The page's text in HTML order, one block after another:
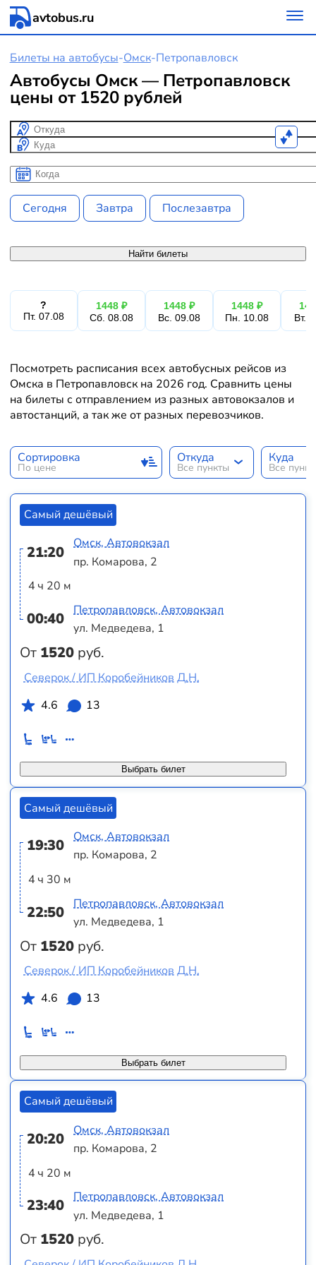
avtobus.ru
Билеты на автобусы-Омск-Петропавловск
Автобусы Омск — Петропавловск
цены от 1520 рублей
Откуда
Куда
Когда
Когда
Сегодня Завтра Послезавтра
Найти билеты
?
Пт. 07.08
1448 ₽
Сб. 08.08
1448 ₽
Вс. 09.08
1448 ₽
Пн. 10.08
Вт.
Посмотреть расписания всех автобусных рейсов из
Омска в Петропавловск на 2026 год. Сравнить цены
на билеты с отправлением из разных автовокзалов и
автостанций, а так же от разных перевозчиков.
Сортировка
По цене
Откуда
Все пункты
Куда
Все
Самый дешёвый
21:20
4 ч 20 м
00:40
От 1520 руб.
Омск, Автовокзал
пр. Комарова, 2
Петропавловск, Автовокзал
ул. Медведева, 1
Выбрать билет
Северок / ИП Коробейников Д.Н.
4.6
13
Самый дешёвый
19:30
4 ч 30 м
22:50
От 1520 руб.
Омск, Автовокзал
пр. Комарова, 2
Петропавловск, Автовокзал
ул. Медведева, 1
Выбрать билет
Северок / ИП Коробейников Д.Н.
4.6
13
Самый дешёвый
20:20
4 ч 20 м
23:40
От 1520 руб.
Омск, Автовокзал
пр. Комарова, 2
Петропавловск, Автовокзал
ул. Медведева, 1